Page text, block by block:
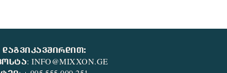
დაგვიკავშირდით:
:INFO@MIXXON.GE